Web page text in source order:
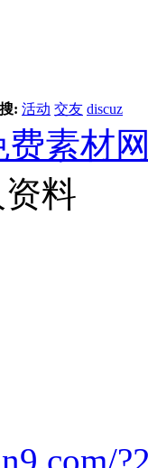
: 活动 交友 discuz
素材
料